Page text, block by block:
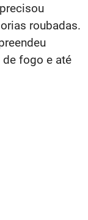
roubadas.
fogo e até